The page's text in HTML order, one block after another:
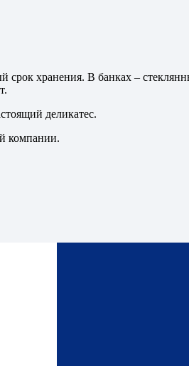
срок хранения. В банках –
деликатес.
компании.